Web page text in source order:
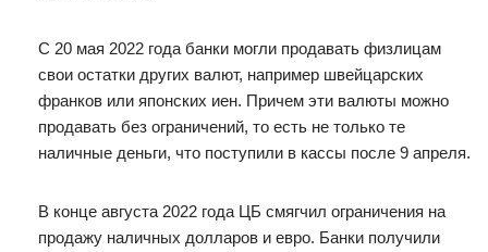
С 20 мая 2022 года банки могли продавать физлицам
свои остатки других валют, например швейцарских
франков или японских иен. Причем эти валюты можно
продавать без ограничений, то есть не только те
наличные деньги, что поступили в кассы после 9 апреля.
В конце августа 2022 года ЦБ смягчил ограничения на
продажу наличных долларов и евро. Банки получили